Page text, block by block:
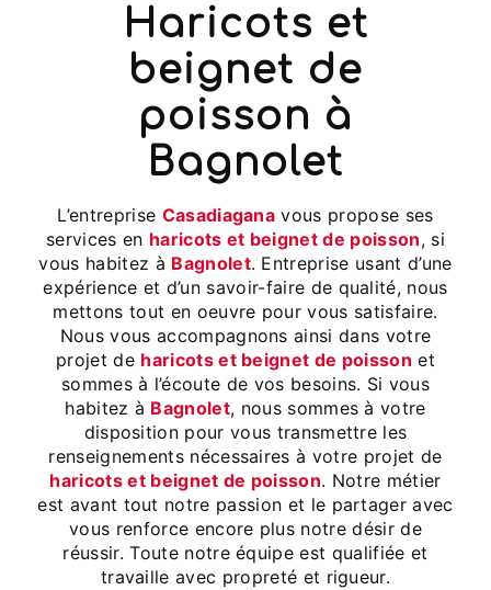
haricots et
beignet de
poisson à
Bagnolet
L’entreprise Casadiagana vous propose ses
services en haricots et beignet de poisson, si
vous habitez à Bagnolet. Entreprise usant d’une
expérience et d’un savoir-faire de qualité, nous
mettons tout en oeuvre pour vous satisfaire.
Nous vous accompagnons ainsi dans votre
projet de haricots et beignet de poisson et
sommes à l’écoute de vos besoins. Si vous
habitez à Bagnolet, nous sommes à votre
disposition pour vous transmettre les
renseignements nécessaires à votre projet de
haricots et beignet de poisson. Notre métier
est avant tout notre passion et le partager avec
vous renforce encore plus notre désir de
réussir. Toute notre équipe est qualifiée et
travaille avec propreté et rigueur.